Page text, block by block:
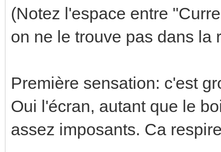
(Notez l'espace entre
on ne le trouve pas dans
Première sensation: c'est
Oui l'écran, autant que le
assez imposants. Ca